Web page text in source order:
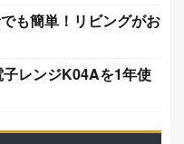
も簡単！リビングがお
レンジK04Aを1年使